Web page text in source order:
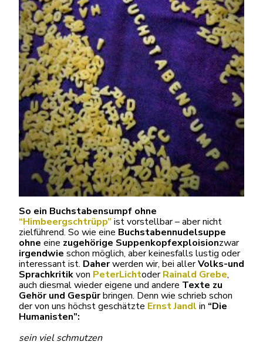
So ein Buchstabensumpf ohne
“Himbeergschtrüpp” ist vorstellbar – aber nicht
zielführend. So wie eine Buchstabennudelsuppe
ohne eine zugehörige Suppenkopfexploisionzwar
irgendwie schon möglich, aber keinesfalls lustig oder
interessant ist. Daherwerden wir, bei allerVolks-und
Sprachkritikvon PeterLichtoderRainald Grebe,
auch diesmal wieder eigene und andere Texte zu
Gehör und Gespürbringen. Denn wie schrieb schon
der von uns höchst geschätzte Ernst Jandl in “Die
Humanisten”:
sein viel schmutzen